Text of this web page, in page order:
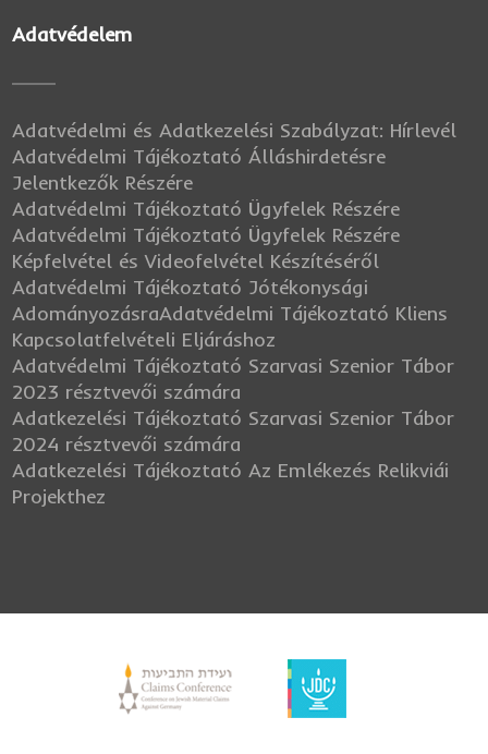
Adatvédelem
Adatvédelmi és Adatkezelési Szabályzat: Hírlevél
Adatvédelmi Tájékoztató Álláshirdetésre
Jelentkezők Részére
Adatvédelmi Tájékoztató Ügyfelek Részére
Adatvédelmi Tájékoztató Ügyfelek Részére
Képfelvétel és Videofelvétel Készítéséről
Adatvédelmi Tájékoztató Jótékonysági
AdományozásraAdatvédelmi Tájékoztató Kliens
Kapcsolatfelvételi Eljáráshoz
Adatvédelmi Tájékoztató Szarvasi Szenior Tábor
2023 résztvevői számára
Adatkezelési Tájékoztató Szarvasi Szenior Tábor
2024 résztvevői számára
Adatkezelési Tájékoztató Az Emlékezés Relikviái
Projekthez